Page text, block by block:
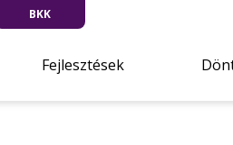
BKK
Fejlesztések